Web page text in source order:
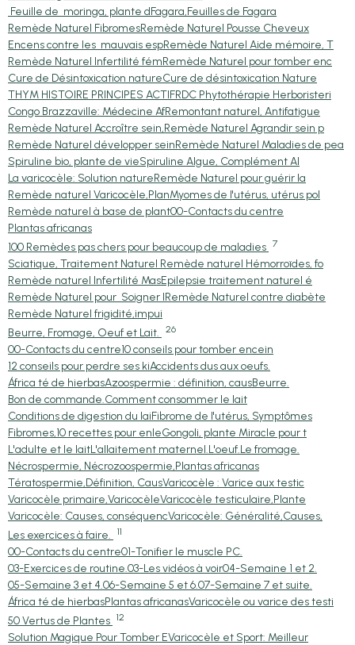
Feuille de moringa, plante dFagara,Feuilles de Fagara
Remède Naturel FibromesRemède Naturel Pousse Cheveux
Encens contre les mauvais espRemède Naturel Aide mémoire, T
Remède Naturel Infertilité fémRemède Naturel pour tomber enc
Cure de Désintoxication natureCure de désintoxication Nature
THYM HISTOIRE PRINCIPES ACTIFRDC Phytothérapie Herboristeri
Congo Brazzaville: Médecine AfRemontant naturel, Antifatigue
Remède Naturel Accroître sein,Remède Naturel Agrandir sein p
Remède Naturel développer seinRemède Naturel Maladies de pea
Spiruline bio, plante de vieSpiruline Algue, Complément Al
La varicocèle: Solution natureRemède Naturel pour guérir la
Remède naturel Varicocèle,PlanMyomes de l'utérus, utérus pol
Remède naturel à base de plant00-Contacts du centre
Plantas africanas
100 Remèdes pas chers pour beaucoup de maladies 7
Sciatique, Traitement Naturel Remède naturel Hémorroïdes, fo
Remède naturel Infertilité MasEpilepsie traitement naturel é
Remède Naturel pour Soigner lRemède Naturel contre diabète
Remède Naturel frigidité,impui
Beurre, Fromage, Oeuf et Lait.
26
00-Contacts du centre10 conseils pour tomber encein
12 conseils pour perdre ses kiAccidents dus aux oeufs.
África té de hierbasAzoospermie : définition, causBeurre.
Bon de commande.Comment consommer le lait
Conditions de digestion du laiFibrome de l'utérus, Symptômes
Fibromes,10 recettes pour enleGongoli, plante Miracle pour t
L'adulte et le laitL'allaitement maternel.L'oeuf.Le fromage.
Nécrospermie, Nécrozoospermie,Plantas africanas
Tératospermie,Définition, CausVaricocèle : Varice aux testic
Varicocèle primaire,VaricocèleVaricocèle testiculaire,Plante
Varicocèle: Causes, conséquencVaricocèle: Généralité,Causes,
Les exercices à faire.
11
00-Contacts du centre01-Tonifier le muscle PC.
03-Exercices de routine.03-Les vidéos à voir04-Semaine 1 et 2.
05-Semaine 3 et 4.06-Semaine 5 et 6.07-Semaine 7 et suite.
África té de hierbasPlantas africanasVaricocèle ou varice des testi
50 Vertus de Plantes 12
Solution Magique Pour Tomber EVaricocèle et Sport: Meilleur